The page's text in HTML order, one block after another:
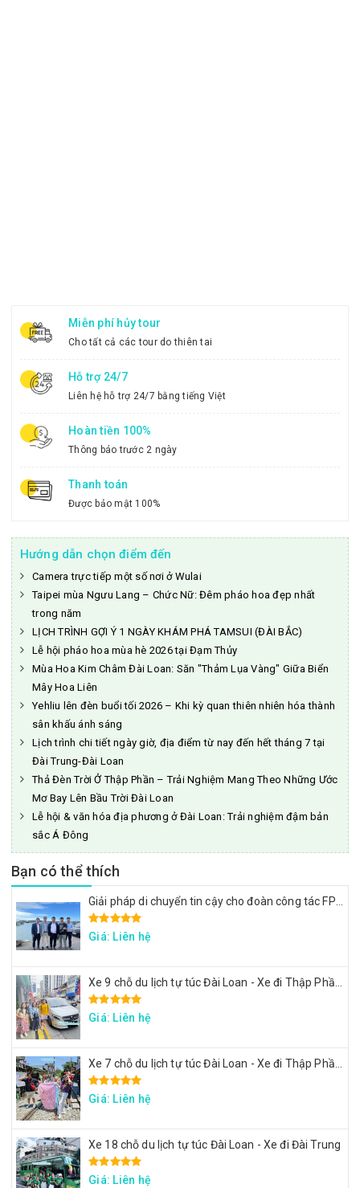
Miễn phí hủy tour
Cho tất cả các tour do thiên tai
Hỗ trợ 24/7
Liên hệ hỗ trợ 24/7 bằng tiếng Việt
Hoàn tiền 100%
Thông báo trước 2 ngày
Thanh toán
Được bảo mật 100%
Hướng dẫn chọn điểm đến
Camera trực tiếp một số nơi ở Wulai
Taipei mùa Ngưu Lang – Chức Nữ: Đêm pháo hoa đẹp nhất
trong năm
LỊCH TRÌNH GỢI Ý 1 NGÀY KHÁM PHÁ TAMSUI (ĐÀI BẮC)
Lễ hội pháo hoa mùa hè 2026 tại Đạm Thủy
Mùa Hoa Kim Châm Đài Loan: Săn "Thảm Lụa Vàng" Giữa Biển
Mây Hoa Liên
Yehliu lên đèn buổi tối 2026 – Khi kỳ quan thiên nhiên hóa thành
sân khấu ánh sáng
Lịch trình chi tiết ngày giờ, địa điểm từ nay đến hết tháng 7 tại
Đài Trung-Đài Loan
Thả Đèn Trời Ở Thập Phần – Trải Nghiệm Mang Theo Những Ước
Mơ Bay Lên Bầu Trời Đài Loan
Lễ hội & văn hóa địa phương ở Đài Loan: Trải nghiệm đậm bản
sắc Á Đông
Bạn có thể thích
Giá: Liên hệ
Giá: Liên hệ
Giá: Liên hệ
Xe 18 chỗ du lịch tự túc Đài Loan - Xe đi Đài Trung
Giá: Liên hệ